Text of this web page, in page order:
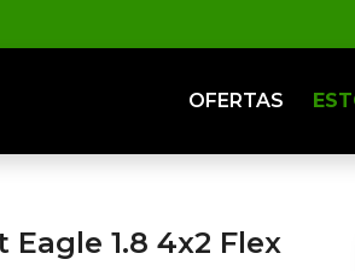
OFERTAS
1.8 4x2 Flex